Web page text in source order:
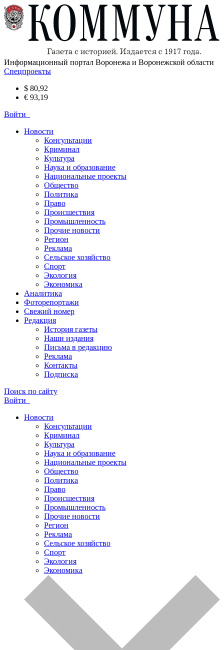
Информационный портал Воронежа и Воронежской области
Спецпроекты
$ 80,92
€ 93,19
Войти
Новости
Консультации
Криминал
Культура
Наука и образование
Национальные проекты
Общество
Политика
Право
Происшествия
Промышленность
Прочие новости
Регион
Реклама
Сельское хозяйство
Спорт
Экология
Экономика
Аналитика
Фоторепортажи
Свежий номер
Редакция
История газеты
Наши издания
Письма в редакцию
Реклама
Контакты
Подписка
Поиск по сайту
Войти
Новости
Консультации
Криминал
Культура
Наука и образование
Национальные проекты
Общество
Политика
Право
Происшествия
Промышленность
Прочие новости
Регион
Реклама
Сельское хозяйство
Спорт
Экология
Экономика